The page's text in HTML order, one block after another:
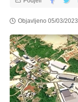
Objavljeno 05/03/2023